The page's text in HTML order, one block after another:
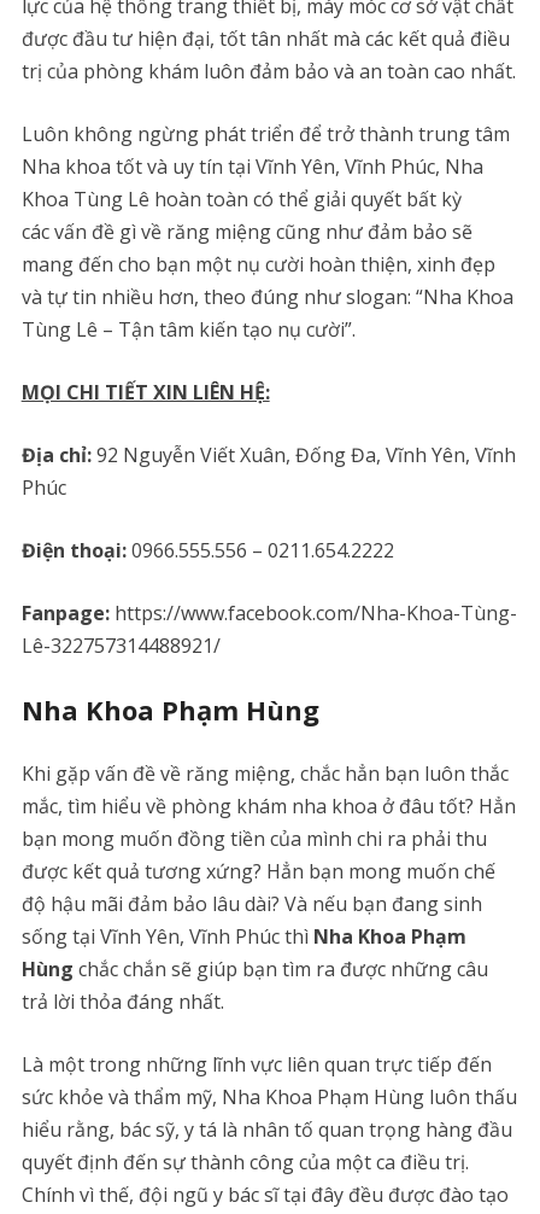
lực của hệ thống trang thiết bị, máy móc cơ sở vật chất
được đầu tư hiện đại, tốt tân nhất mà các kết quả điều
trị của phòng khám luôn đảm bảo và an toàn cao nhất.
Luôn không ngừng phát triển để trở thành trung tâm
Nha khoa tốt và uy tín tại Vĩnh Yên, Vĩnh Phúc, Nha
Khoa Tùng Lê hoàn toàn có thể giải quyết bất kỳ
các vấn đề gì về răng miệng cũng như đảm bảo sẽ
mang đến cho bạn một nụ cười hoàn thiện, xinh đẹp
và tự tin nhiều hơn, theo đúng như slogan: “Nha Khoa
Tùng Lê – Tận tâm kiến tạo nụ cười”.
MỌI CHI TIẾT XIN LIÊN HỆ:
Địa chỉ:92 Nguyễn Viết Xuân, Đống Đa, Vĩnh Yên, Vĩnh
Phúc
Điện thoại:0966.555.556 – 0211.654.2222
Fanpage:https://www.facebook.com/Nha-Khoa-Tùng-
Lê-322757314488921/
Nha Khoa Phạm Hùng
Khi gặp vấn đề về răng miệng, chắc hẳn bạn luôn thắc
mắc, tìm hiểu về phòng khám nha khoa ở đâu tốt? Hẳn
bạn mong muốn đồng tiền của mình chi ra phải thu
được kết quả tương xứng? Hẳn bạn mong muốn chế
độ hậu mãi đảm bảo lâu dài? Và nếu bạn đang sinh
sống tại Vĩnh Yên, Vĩnh Phúc thì Nha Khoa Phạm
Hùng chắc chắn sẽ giúp bạn tìm ra được những câu
trả lời thỏa đáng nhất.
Là một trong những lĩnh vực liên quan trực tiếp đến
sức khỏe và thẩm mỹ, Nha Khoa Phạm Hùng luôn thấu
hiểu rằng, bác sỹ, y tá là nhân tố quan trọng hàng đầu
quyết định đến sự thành công của một ca điều trị.
Chính vì thế, đội ngũ y bác sĩ tại đây đều được đào tạo